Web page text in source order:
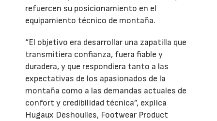
refuercen su posicionamiento en el
equipamiento técnico de montaña.
“El objetivo era desarrollar una zapatilla que
transmitiera confianza, fuera fiable y
duradera, y que respondiera tanto a las
expectativas de los apasionados de la
montaña como a las demandas actuales de
confort y credibilidad técnica”, explica
Hugaux Deshoulles, Footwear Product